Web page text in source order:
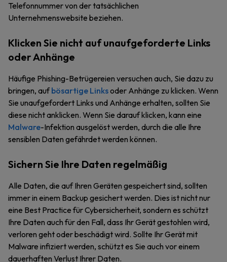
Telefonnummer von der tatsächlichen
Unternehmenswebsite beziehen.
Klicken Sie nicht auf unaufgeforderte Links
oder Anhänge
Häufige Phishing-Betrügereien versuchen auch, Sie dazu zu
bringen, aufbösartige Linksoder Anhänge zu klicken. Wenn
Sie unaufgefordert Links und Anhänge erhalten, sollten Sie
diese nicht anklicken. Wenn Sie darauf klicken, kann eine
Malware-Infektion ausgelöst werden, durch die alle Ihre
sensiblen Daten gefährdet werden können.
Sichern Sie Ihre Daten regelmäßig
Alle Daten, die auf Ihren Geräten gespeichert sind, sollten
immer in einem Backup gesichert werden. Dies ist nicht nur
eine Best Practice für Cybersicherheit, sondern es schützt
Ihre Daten auch für den Fall, dass Ihr Gerät gestohlen wird,
verloren geht oder beschädigt wird. Sollte Ihr Gerät mit
Malware infiziert werden, schützt es Sie auch vor einem
dauerhaften Verlust Ihrer Daten.